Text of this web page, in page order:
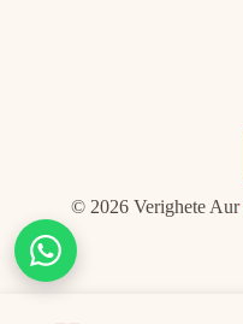
© 2026 Verighete Aur
Chat
on